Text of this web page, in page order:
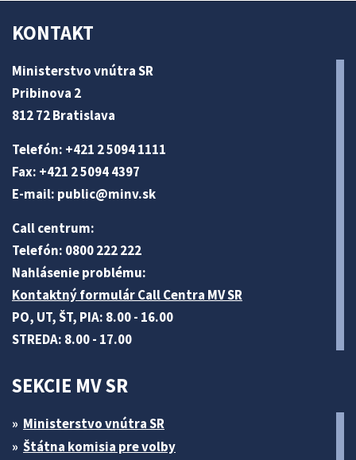
KONTAKT
Ministerstvo vnútra SR
Pribinova 2
812 72 Bratislava
Telefón: +421 2 5094 1111
Fax: +421 2 5094 4397
E-mail: public@minv.sk
Call centrum:
Telefón: 0800 222 222
Nahlásenie problému:
Kontaktný formulár Call Centra MV SR
PO, UT, ŠT, PIA: 8.00 - 16.00
STREDA: 8.00 - 17.00
SEKCIE MV SR
Ministerstvo vnútra SR
Štátna komisia pre volby